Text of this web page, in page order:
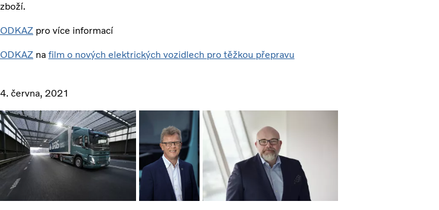
zboží.
ODKAZ pro více informací
ODKAZ na film o nových elektrických vozidlech pro těžkou přepravu
4. června, 2021